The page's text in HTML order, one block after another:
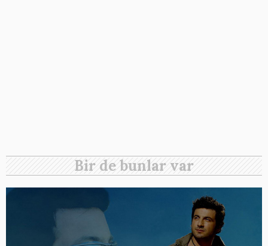
Bir de bunlar var